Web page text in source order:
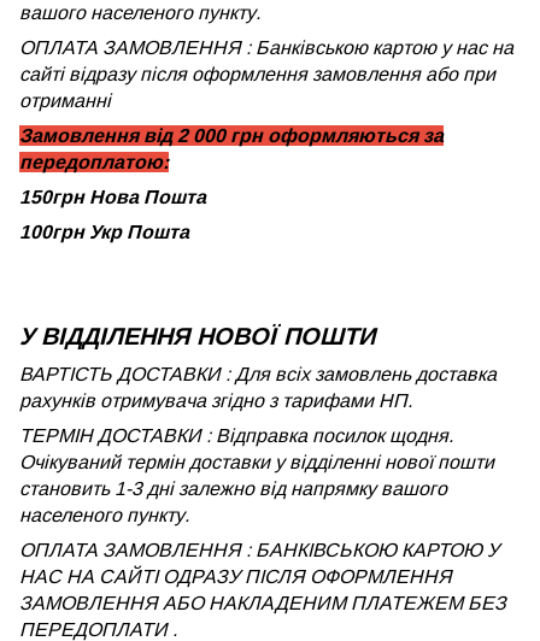
вашого населеного пункту.
ОПЛАТА ЗАМОВЛЕННЯ : Банківською картою у нас на
сайті відразу після оформлення замовлення або при
отриманні
Замовлення від 2 000 грн оформляються за
передоплатою:
150грн Нова Пошта
100грн Укр Пошта
У ВІДДІЛЕННЯ НОВОЇ ПОШТИ
ВАРТІСТЬ ДОСТАВКИ : Для всіх замовлень доставка
рахунків отримувача згідно з тарифами НП.
ТЕРМІН ДОСТАВКИ : Відправка посилок щодня.
Очікуваний термін доставки у відділенні нової пошти
становить 1-3 дні залежно від напрямку вашого
населеного пункту.
ОПЛАТА ЗАМОВЛЕННЯ : БАНКІВСЬКОЮ КАРТОЮ У
НАС НА САЙТІ ОДРАЗУ ПІСЛЯ ОФОРМЛЕННЯ
ЗАМОВЛЕННЯ АБО НАКЛАДЕНИМ ПЛАТЕЖЕМ БЕЗ
ПЕРЕДОПЛАТИ .